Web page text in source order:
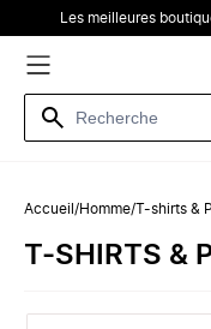
Les meilleures
Accueil /Homme/T-shirts &
‪‬‪T-SHIRTS &